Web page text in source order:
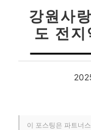
강원사
도 전지
이 포스팅은 파트너